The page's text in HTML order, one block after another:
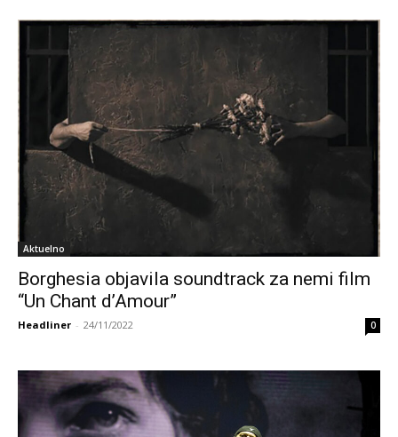
Aktuelno
Borghesia objavila soundtrack za nemi film
“Un Chant d’Amour”
Headliner - 24/11/2022 0